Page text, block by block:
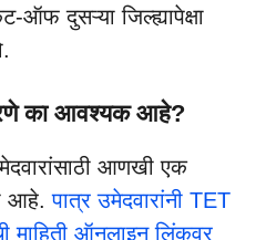
ऑफ दुसऱ्या जिल्ह्यापेक्षा
का आवश्यक आहे?
आणखी एक
आहे.पात्र उमेदवारांनी TET
माहिती ऑनलाइन लिंकवर